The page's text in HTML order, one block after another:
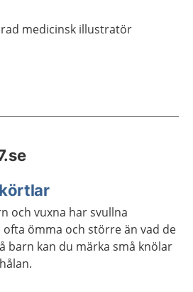
medicinsk illustratör
och vuxna har svullna
ömma och större än vad de
barn kan du märka små knölar